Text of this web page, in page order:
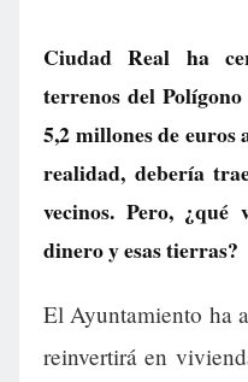
Ciudad Real ha
terrenos del
5,2 millones de euros
realidad, debería
vecinos. Pero,
dinero y esas tierras?
El Ayuntamiento ha
reinvertirá en